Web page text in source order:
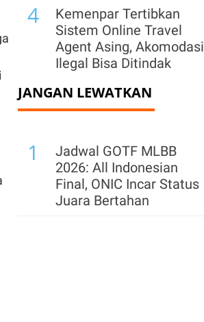
4
Kemenpar Tertibkan
Sistem Online Travel
Agent Asing, Akomodasi
Ilegal Bisa Ditindak
5
Indonesia Bidik
Kerjasama Industri
Sektor Andalannya
Kemenpar: 259
Akomodasi Tak Berizin
JANGAN LEWATKAN
1
Jadwal GOTF MLBB
2026: All Indonesian
Final, ONIC Incar Status
Juara Bertahan